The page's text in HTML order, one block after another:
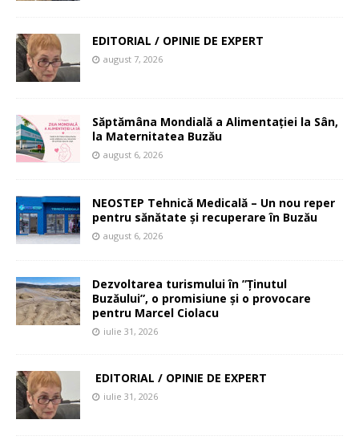
EDITORIAL / OPINIE DE EXPERT
august 7, 2026
Săptămâna Mondială a Alimentației la Sân,
la Maternitatea Buzău
august 6, 2026
NEOSTEP Tehnică Medicală – Un nou reper
pentru sănătate și recuperare în Buzău
august 6, 2026
Dezvoltarea turismului în ”Ținutul
Buzăului”, o promisiune și o provocare
pentru Marcel Ciolacu
iulie 31, 2026
EDITORIAL / OPINIE DE EXPERT
iulie 31, 2026